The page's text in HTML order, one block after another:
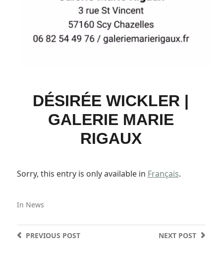
DÉSIRÉE WICKLER |
GALERIE MARIE
RIGAUX
Sorry, this entry is only available in Français.
In News
NEXT POST
PREVIOUS POST